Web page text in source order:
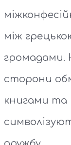
між
громадами.
сторони
книгами та